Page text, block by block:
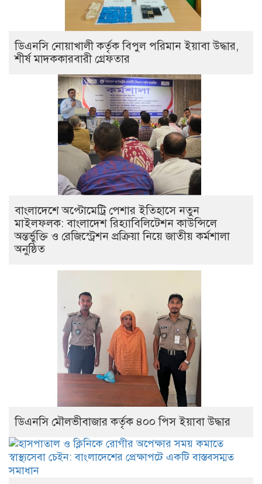
ডিএনসি নোয়াখালী কর্তৃক বিপুল পরিমান ইয়াবা উদ্ধার,
শীর্ষ মাদককারবারী গ্রেফতার
বাংলাদেশে অপ্টোমেট্রি পেশার ইতিহাসে নতুন
মাইলফলক: বাংলাদেশ রিহ্যাবিলিটেশন কাউন্সিলে
অন্তর্ভুক্তি ও রেজিস্ট্রেশন প্রক্রিয়া নিয়ে জাতীয় কর্মশালা
অনুষ্ঠিত
ডিএনসি মৌলভীবাজার কর্তৃক ৪০০ পিস ইয়াবা উদ্ধার